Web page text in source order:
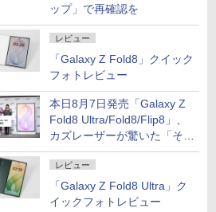
ップ」で再確認を
レビュー
「Galaxy Z Fold8」クイック
フォトレビュー
本日8月7日発売「Galaxy Z
Fold8 Ultra/Fold8/Flip8」、
カズレーザーが驚いた「そば
屋のメニュー並みの薄さ」
レビュー
「Galaxy Z Fold8 Ultra」ク
イックフォトレビュー